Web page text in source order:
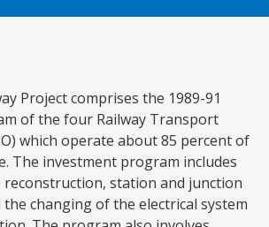
Project comprises the 1989-91
of the four Railway Transport
which operate about 85 percent of
The investment program includes
reconstruction, station and junction
changing of the electrical system